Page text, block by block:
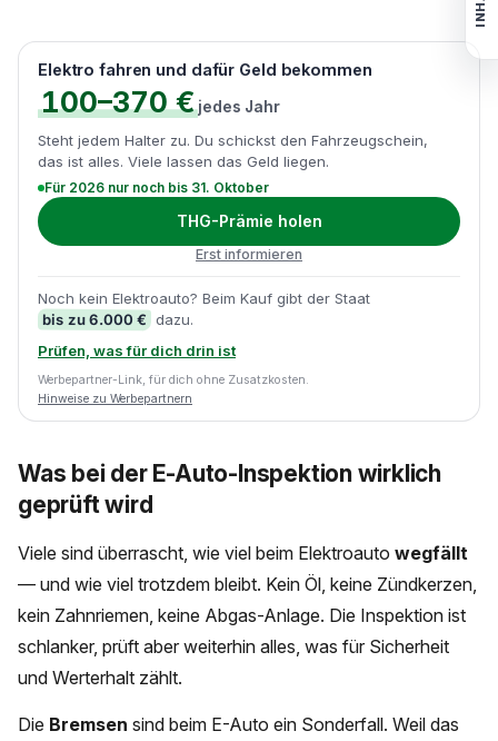
Elektro fahren und dafür Geld bekommen
100–370 € jedes Jahr
Steht jedem Halter zu. Du schickst den Fahrzeugschein,
das ist alles. Viele lassen das Geld liegen.
Für 2026 nur noch bis 31. Oktober
THG-Prämie holen
Erst informieren
Noch kein Elektroauto? Beim Kauf gibt der Staat
bis zu 6.000 € dazu.
Prüfen, was für dich drin ist
Werbepartner-Link, für dich ohne Zusatzkosten.
Hinweise zu Werbepartnern
Was bei der E-Auto-Inspektion wirklich
geprüft wird
Viele sind überrascht, wie viel beim Elektroauto wegfällt
— und wie viel trotzdem bleibt. Kein Öl, keine Zündkerzen,
kein Zahnriemen, keine Abgas-Anlage. Die Inspektion ist
schlanker, prüft aber weiterhin alles, was für Sicherheit
und Werterhalt zählt.
Die Bremsen sind beim E-Auto ein Sonderfall. Weil das